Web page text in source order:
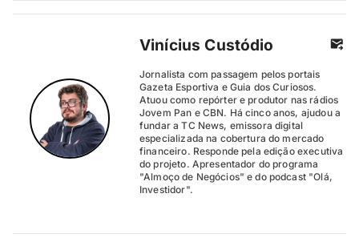
Vinícius Custódio
Jornalista com passagem pelos portais
Gazeta Esportiva e Guia dos Curiosos.
Atuou como repórter e produtor nas rádios
Jovem Pan e CBN. Há cinco anos, ajudou a
fundar a TC News, emissora digital
especializada na cobertura do mercado
financeiro. Responde pela edição executiva
do projeto. Apresentador do programa
"Almoço de Negócios" e do podcast "Olá,
Investidor".